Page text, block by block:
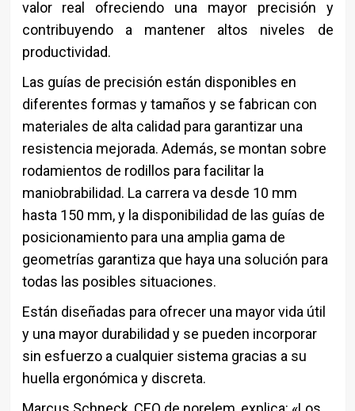
valor real ofreciendo una mayor precisión y
contribuyendo a mantener altos niveles de
productividad.
Las guías de precisión están disponibles en
diferentes formas y tamaños y se fabrican con
materiales de alta calidad para garantizar una
resistencia mejorada. Además, se montan sobre
rodamientos de rodillos para facilitar la
maniobrabilidad. La carrera va desde 10 mm
hasta 150 mm, y la disponibilidad de las guías de
posicionamiento para una amplia gama de
geometrías garantiza que haya una solución para
todas las posibles situaciones.
Están diseñadas para ofrecer una mayor vida útil
y una mayor durabilidad y se pueden incorporar
sin esfuerzo a cualquier sistema gracias a su
huella ergonómica y discreta.